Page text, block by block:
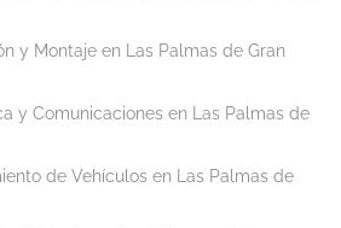
y Montaje en Las Palmas de Gran
y Comunicaciones en Las Palmas de
de Vehículos en Las Palmas de